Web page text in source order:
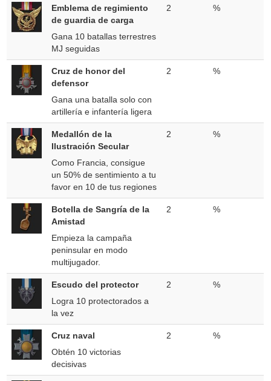
Emblema de regimiento
de guardia de carga
Gana 10 batallas terrestres
MJ seguidas
2 %
Cruz de honor del
defensor
Gana una batalla solo con
artillería e infantería ligera
2 %
Medallón de la
Ilustración Secular
Como Francia, consigue
un 50% de sentimiento a tu
favor en 10 de tus regiones
2 %
Botella de Sangría de la
Amistad
Empieza la campaña
peninsular en modo
multijugador.
2 %
Escudo del protector
Logra 10 protectorados a
la vez
2 %
Cruz naval
Obtén 10 victorias
decisivas
2 %